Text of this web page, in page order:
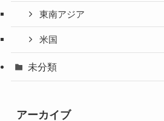
東南アジア
米国
未分類
アーカイブ